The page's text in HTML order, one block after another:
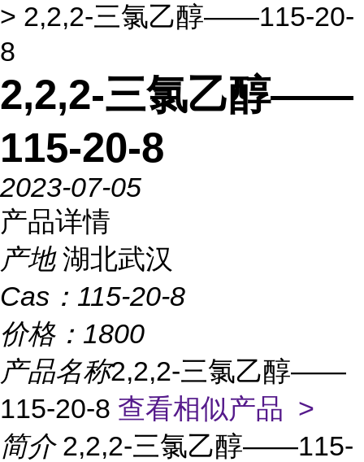
> 2,2,2-三氯乙醇——115-20-
8
2,2,2-三氯乙醇——
115-20-8
2023-07-05
产品详情
产地 湖北武汉
Cas： 115-20-8
价格： 1800
产品名称2,2,2-三氯乙醇——
115-20-8 查看相似产品 >
简介 2,2,2-三氯乙醇——115-